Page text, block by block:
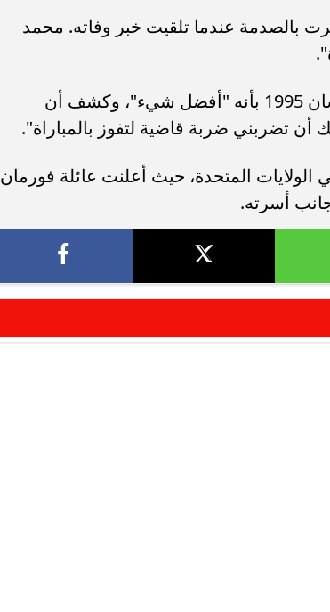
عندما تلقيت خبر وفاته. محمد
حيث وصف شولتس النزال الذي أقيم في أبريل/نيسان 1995 بأنه "أفضل شيء"، وكشف أن
أن تضربني ضربة قاضية لتفوز بالمباراة".
المتحدة، حيث أعلنت عائلة فورمان
أسرته.